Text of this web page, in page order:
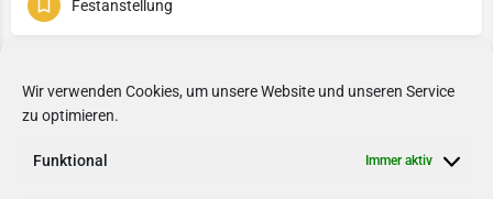
Wir verwenden Cookies, um unsere Website und unseren Service
zu optimieren.
Funktional Immer aktiv
Festanstellung
1 2 3 4 →